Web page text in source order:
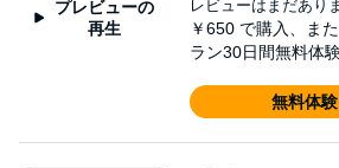
プレビューの
再生
レビューはまだあり
￥650 で購入、ま
ラン30日間無料体
無料体